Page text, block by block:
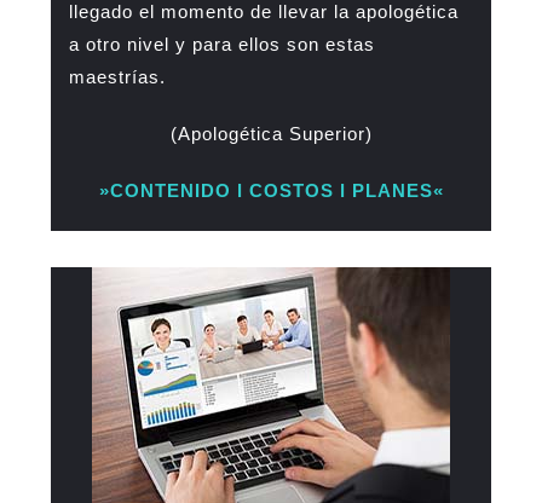
llegado el momento de llevar la apologética
a otro nivel y para ellos son estas
maestrías.
(Apologética Superior)
»CONTENIDO l COSTOS l PLANES«